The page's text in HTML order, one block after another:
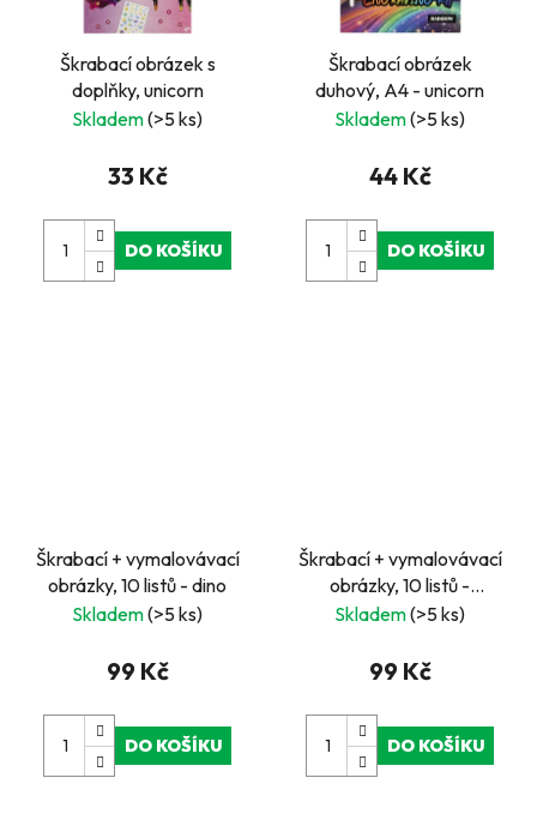
Škrabací obrázek s
doplňky, unicorn
Skladem(>5 ks)
33 Kč
DO KOŠÍKU
Škrabací obrázek
duhový, A4 - unicorn
Skladem(>5 ks)
44 Kč
DO KOŠÍKU
Škrabací + vymalovávací
obrázky, 10 listů - dino
Skladem(>5 ks)
99 Kč
DO KOŠÍKU
Škrabací + vymalovávací
obrázky, 10 listů -
jednorožec
Skladem(>5 ks)
99 Kč
DO KOŠÍKU